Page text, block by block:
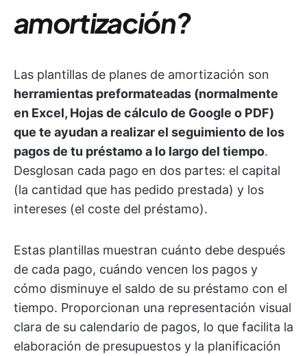
amortización?
Las plantillas de planes de amortización son
herramientas preformateadas (normalmente
en Excel, Hojas de cálculo de Google o PDF)
que te ayudan a realizar el seguimiento de los
pagos de tu préstamo a lo largo del tiempo.
Desglosan cada pago en dos partes: el capital
(la cantidad que has pedido prestada) y los
intereses (el coste del préstamo).
Estas plantillas muestran cuánto debe después
de cada pago, cuándo vencen los pagos y
cómo disminuye el saldo de su préstamo con el
tiempo. Proporcionan una representación visual
clara de su calendario de pagos, lo que facilita la
elaboración de presupuestos y la planificación